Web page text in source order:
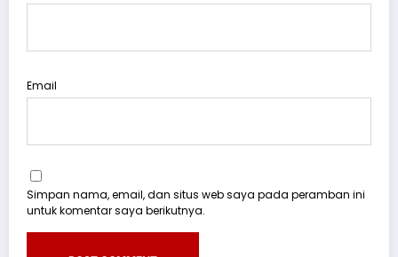
Email
Simpan nama, email, dan situs web saya pada peramban ini
untuk komentar saya berikutnya.